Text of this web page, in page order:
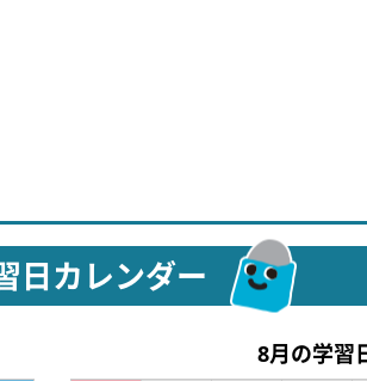
日カレンダー
8月の学習